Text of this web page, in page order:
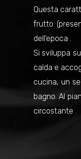
Questa
frutto
dell'epoca .
Si sviluppa
calda e
cucina, un
bagno. Al
circostante .